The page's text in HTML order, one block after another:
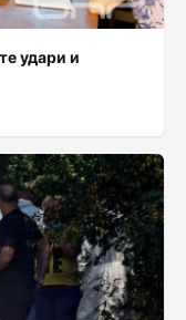
удари и